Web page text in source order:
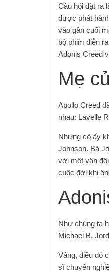
Câu hỏi đặt ra
được phát
vào gần cuối
bộ phim diễn
Adonis Creed
Mẹ
Apollo Creed
nhau: Lavelle
Nhưng cô ấy
Johnson. Bà
với một vận
cuộc đời khi
Như chúng ta
Michael B.
Vâng, điều đó
sĩ chuyên